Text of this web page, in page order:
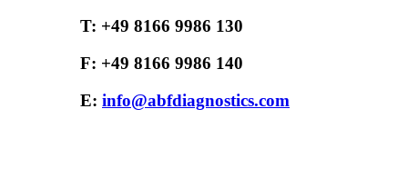
T: +49 8166 9986 130
F: +49 8166 9986 140
E: info@abfdiagnostics.com